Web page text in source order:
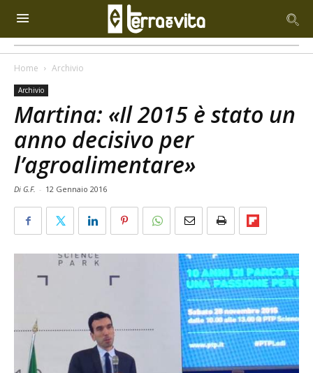
Home Archivio
Archivio
Martina: «Il 2015 è stato un
anno decisivo per
l’agroalimentare»
Di G.F. - 12 Gennaio 2016